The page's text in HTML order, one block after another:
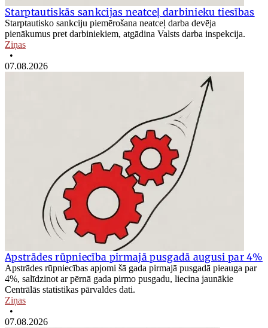
Starptautiskās sankcijas neatceļ darbinieku tiesības
Starptautisko sankciju piemērošana neatceļ darba devēja
pienākumus pret darbiniekiem, atgādina Valsts darba inspekcija.
Ziņas
•
07.08.2026
Apstrādes rūpniecība pirmajā pusgadā augusi par 4%
Apstrādes rūpniecības apjomi šā gada pirmajā pusgadā pieauga par
4%, salīdzinot ar pērnā gada pirmo pusgadu, liecina jaunākie
Centrālās statistikas pārvaldes dati.
Ziņas
•
07.08.2026